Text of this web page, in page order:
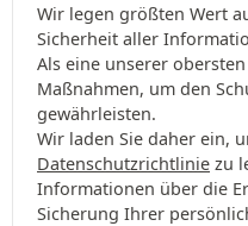
Wir legen größten Wert
Sicherheit aller
Als eine unserer
Maßnahmen, um den
gewährleisten.
Wir laden Sie daher ein,
Datenschutzrichtlinie zu
Informationen über die
Sicherung Ihrer